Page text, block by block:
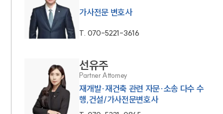
가사전문 변호사
T. 070-5221-3616
선유주
Partner Attorney
재개발·재건축 관련 자문·소송 다수 수
행,건설/가사전문변호사